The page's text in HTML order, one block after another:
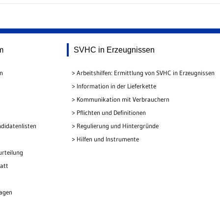
SVHC in Erzeugnissen
Arbeitshilfen: Ermittlung von SVHC in Erzeugnissen
Information in der Lieferkette
Kommunikation mit Verbrauchern
Pflichten und Definitionen
Regulierung und Hintergründe
Hilfen und Instrumente